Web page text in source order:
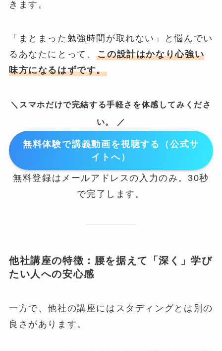
きます。
「まとまった勉強時間が取れない」と悩んでい
るあなたにとって、この設計はかなり心強い
味方になるはずです。
＼スマホだけで完結する手軽さを体感してみくださ
い。 ／
無料体験で講義動画を視聴する（公式サ
イトへ）
無料登録はメールアドレスの入力のみ。30秒
で完了します。
他社講座の特徴：腰を据えて「深く」学び
たい人への安心感
一方で、他社の講座にはスタディングとは別の
良さがあります。